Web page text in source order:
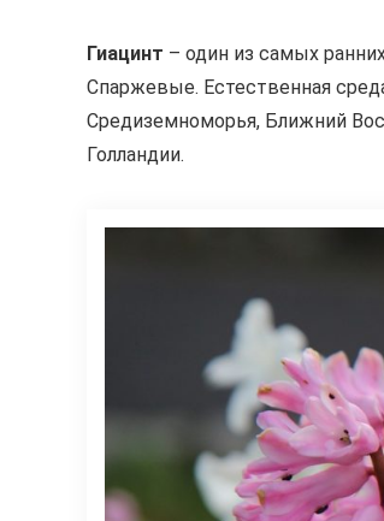
Гиацинт – один из самых
Спаржевые. Естественная
Средиземноморья, Ближний
Голландии.